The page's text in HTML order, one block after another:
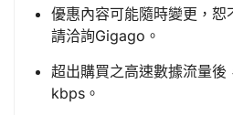
優惠內容可能隨時變更，恕
請洽詢Gigago。
超出購買之高速數據流量後
kbps。